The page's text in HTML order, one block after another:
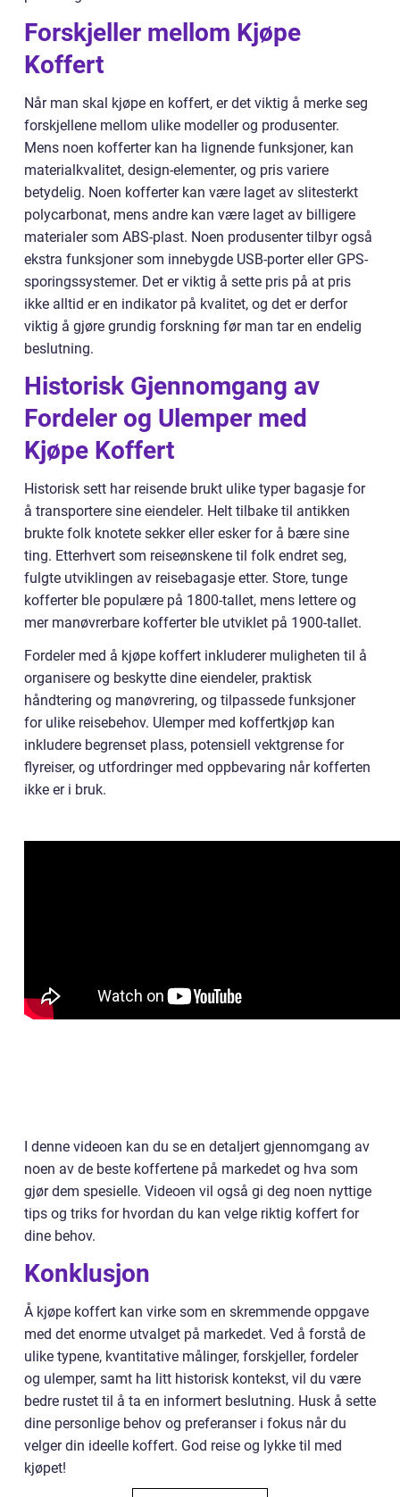
Forskjeller mellom Kjøpe
Koffert
Når man skal kjøpe en koffert, er det viktig å merke seg
forskjellene mellom ulike modeller og produsenter.
Mens noen kofferter kan ha lignende funksjoner, kan
materialkvalitet, design-elementer, og pris variere
betydelig. Noen kofferter kan være laget av slitesterkt
polycarbonat, mens andre kan være laget av billigere
materialer som ABS-plast. Noen produsenter tilbyr også
ekstra funksjoner som innebygde USB-porter eller GPS-
sporingssystemer. Det er viktig å sette pris på at pris
ikke alltid er en indikator på kvalitet, og det er derfor
viktig å gjøre grundig forskning før man tar en endelig
beslutning.
Historisk Gjennomgang av
Fordeler og Ulemper med
Kjøpe Koffert
Historisk sett har reisende brukt ulike typer bagasje for
å transportere sine eiendeler. Helt tilbake til antikken
brukte folk knotete sekker eller esker for å bære sine
ting. Etterhvert som reiseønskene til folk endret seg,
fulgte utviklingen av reisebagasje etter. Store, tunge
kofferter ble populære på 1800-tallet, mens lettere og
mer manøvrerbare kofferter ble utviklet på 1900-tallet.
Fordeler med å kjøpe koffert inkluderer muligheten til å
organisere og beskytte dine eiendeler, praktisk
håndtering og manøvrering, og tilpassede funksjoner
for ulike reisebehov. Ulemper med koffertkjøp kan
inkludere begrenset plass, potensiell vektgrense for
flyreiser, og utfordringer med oppbevaring når kofferten
ikke er i bruk.
I denne videoen kan du se en detaljert gjennomgang av
noen av de beste koffertene på markedet og hva som
gjør dem spesielle. Videoen vil også gi deg noen nyttige
tips og triks for hvordan du kan velge riktig koffert for
dine behov.
Konklusjon
Å kjøpe koffert kan virke som en skremmende oppgave
med det enorme utvalget på markedet. Ved å forstå de
ulike typene, kvantitative målinger, forskjeller, fordeler
og ulemper, samt ha litt historisk kontekst, vil du være
bedre rustet til å ta en informert beslutning. Husk å sette
dine personlige behov og preferanser i fokus når du
velger din ideelle koffert. God reise og lykke til med
kjøpet!